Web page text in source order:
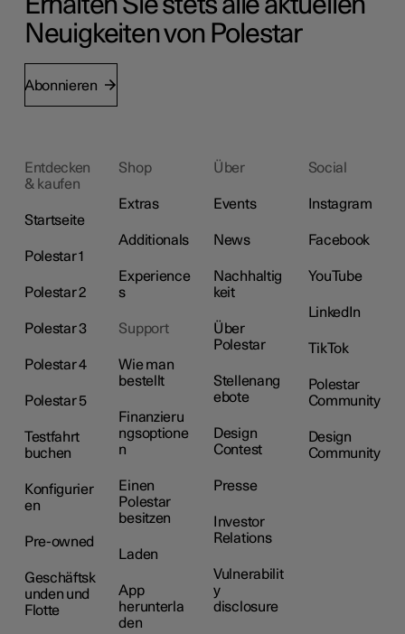
Neuigkeiten von Polestar
Abonnieren
Entdecken
& kaufen
Startseite
Polestar 1
Polestar 2
Polestar 3
Polestar 4
Polestar 5
Testfahrt
buchen
Konfigurier
en
Pre-owned
Geschäftsk
unden und
Flotte
Shop
Extras
Additionals
Experience
s
Support
Wie man
bestellt
Finanzieru
ngsoptione
n
Einen
Polestar
besitzen
Laden
App
herunterla
den
Über
Events
News
Nachhaltig
keit
Über
Polestar
Stellenang
ebote
Design
Contest
Presse
Investor
Relations
Vulnerabilit
y
disclosure
Social
Instagram
Facebook
YouTube
LinkedIn
TikTok
Polestar
Community
Design
Community